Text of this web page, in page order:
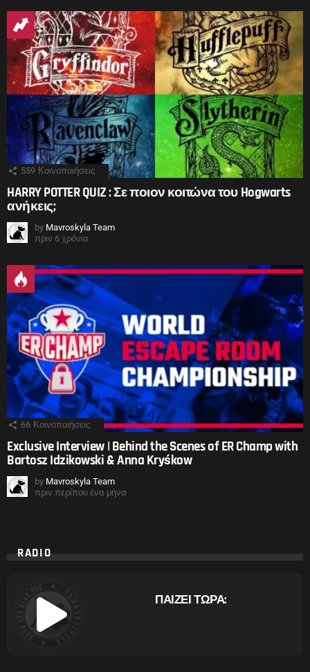
559 Κοινοποιήσεις
HARRY POTTER QUIZ : Σε ποιον κοιτώνα του Hogwarts
ανήκεις;
by Mavroskyla Team
πριν 6 χρόνια
66 Κοινοποιήσεις
Exclusive Interview | Behind the Scenes of ER Champ with
Bartosz Idzikowski & Anna Kryśkow
by Mavroskyla Team
πριν περίπου ένα μήνα
RADIO
ΠΑΙΖΕΙ ΤΩΡΑ: